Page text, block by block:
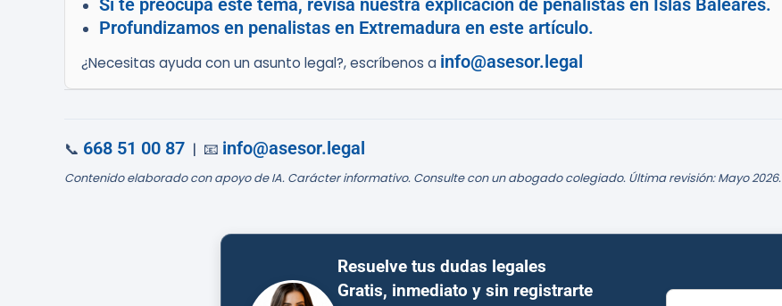
Si te preocupa este tema, revisa nuestra explicación de penalistas en Islas Baleares.
Profundizamos en penalistas en Extremadura en este artículo.
¿Necesitas ayuda con un asunto legal?, escríbenos a info@asesor.legal
📞 668 51 00 87 | 📧 info@asesor.legal
Contenido elaborado con apoyo de IA. Carácter informativo. Consulte con un abogado colegiado. Última revisión: Mayo 2026.
Resuelve tus dudas legales
Gratis, inmediato y sin registrarte